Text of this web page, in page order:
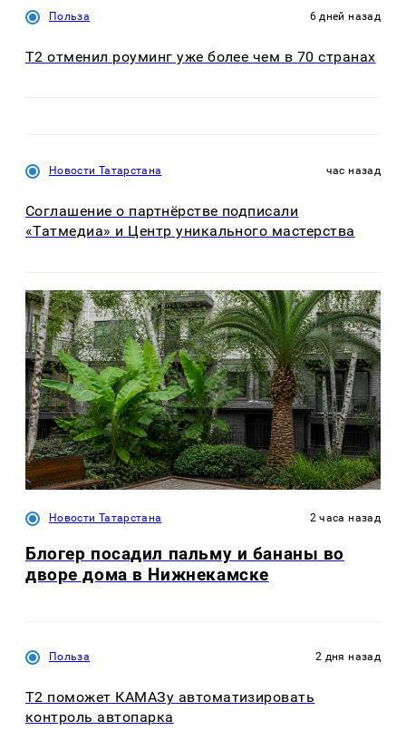
Польза 6 дней назад
Т2 отменил роуминг уже более чем в 70 странах
Новости Татарстана час назад
Соглашение о партнёрстве подписали
«Татмедиа» и Центр уникального мастерства
Новости Татарстана 2 часа назад
Блогер посадил пальму и бананы во
дворе дома в Нижнекамске
Польза 2 дня назад
T2 поможет КАМАЗу автоматизировать
контроль автопарка